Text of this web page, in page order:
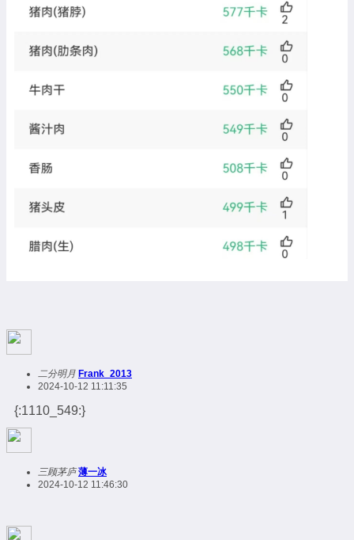
二分明月 Frank_2013
2024-10-12 11:11:35
{:1110_549:}
三顾茅庐 薄一冰
2024-10-12 11:46:30